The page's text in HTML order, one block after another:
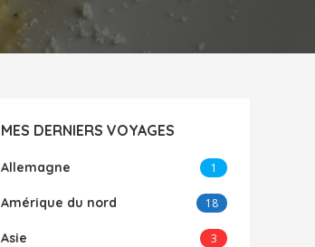
MES DERNIERS VOYAGES
Allemagne 1
Amérique du nord 18
Asie 3